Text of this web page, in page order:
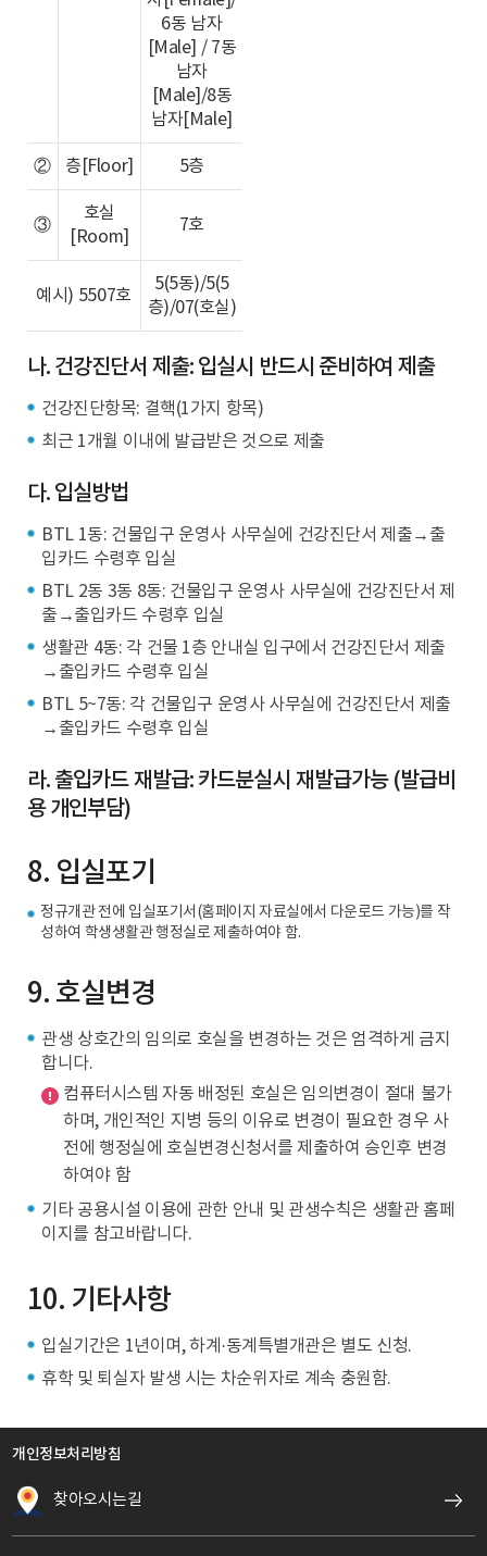
6동 남자
[Male] / 7동
남자
[Male]/8동
남자[Male]
② 층[Floor] 5층
③
호실
[Room]
7호
예시) 5507호
5(5동)/5(5
층)/07(호실)
나. 건강진단서 제출: 입실시 반드시 준비하여 제출
건강진단항목: 결핵(1가지 항목)
최근 1개월 이내에 발급받은 것으로 제출
다. 입실방법
BTL 1동: 건물입구 운영사 사무실에 건강진단서 제출→출
입카드 수령후 입실
BTL 2동 3동 8동: 건물입구 운영사 사무실에 건강진단서 제
출→출입카드 수령후 입실
생활관 4동: 각 건물 1층 안내실 입구에서 건강진단서 제출
→출입카드 수령후 입실
BTL 5~7동: 각 건물입구 운영사 사무실에 건강진단서 제출
→출입카드 수령후 입실
라. 출입카드 재발급: 카드분실시 재발급가능 (발급비
용 개인부담)
8. 입실포기
정규개관 전에 입실포기서(홈페이지 자료실에서 다운로드 가능)를 작
성하여 학생생활관 행정실로 제출하여야 함.
9. 호실변경
관생 상호간의 임의로 호실을 변경하는 것은 엄격하게 금지
합니다.
컴퓨터시스템 자동 배정된 호실은 임의변경이 절대 불가
하며, 개인적인 지병 등의 이유로 변경이 필요한 경우 사
전에 행정실에 호실변경신청서를 제출하여 승인후 변경
하여야 함
기타 공용시설 이용에 관한 안내 및 관생수칙은 생활관 홈페
이지를 참고바랍니다.
10. 기타사항
입실기간은 1년이며, 하계·동계특별개관은 별도 신청.
휴학 및 퇴실자 발생 시는 차순위자로 계속 충원함.
개인정보처리방침
찾아오시는길